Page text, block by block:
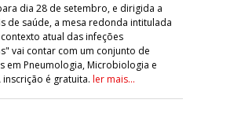
dia 28 de setembro, e dirigida a
de saúde, a mesa redonda intitulada
atual das infeções
vai contar com um conjunto de
em Pneumologia, Microbiologia e
inscrição é gratuita. ler mais...